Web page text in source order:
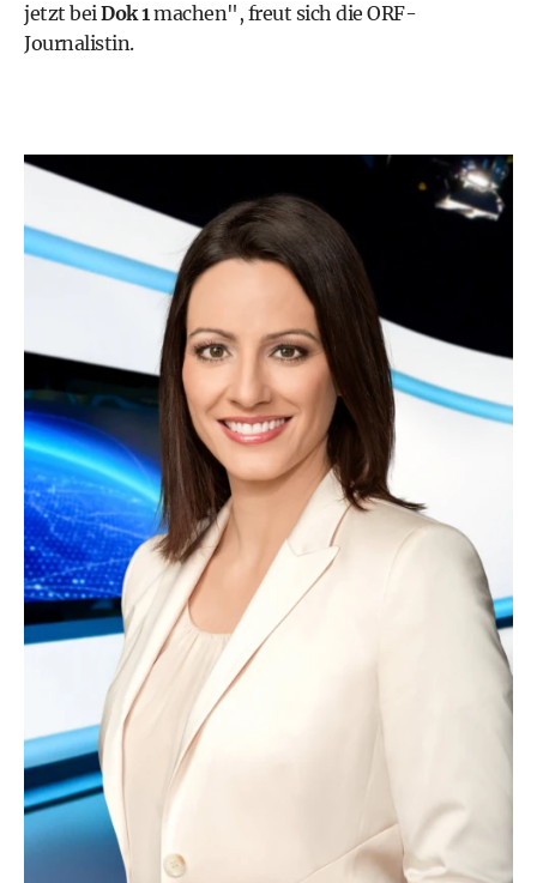
jetzt beiDok 1machen", freut sich die ORF-
Journalistin.